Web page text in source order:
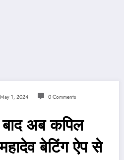
May 1, 2024 0 Comments
अब कपिल
बेटिंग ऐप से